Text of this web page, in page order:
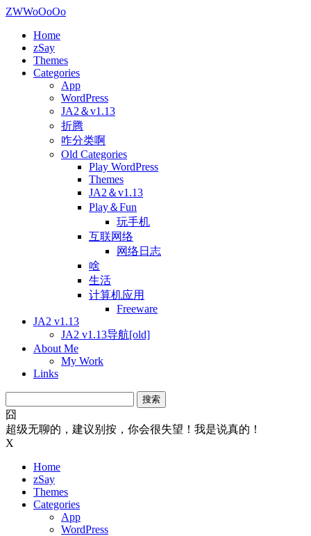
ZWWoOoOo
Home
zSay
Themes
Categories
App
WordPress
JA2＆v1.13
折腾
咋分类啊
Old Categories
Play WordPress
Themes
JA2＆v1.13
Play＆Fun
玩手机
互联网络
网络日志
啥
生活
计算机应用
Freeware
JA2 v1.13
JA2 v1.13导航[old]
About Me
My Work
Links
索：
囧
超级无聊的，建议别按，你会很失望！我是说真的！
X
Home
zSay
Themes
Categories
App
WordPress